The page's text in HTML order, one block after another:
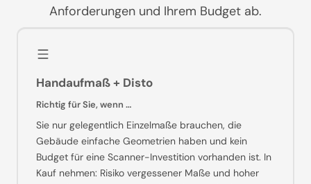
Anforderungen und Ihrem Budget ab.
Handaufmaß + Disto
Richtig für Sie, wenn …
Sie nur gelegentlich Einzelmaße brauchen, die
Gebäude einfache Geometrien haben und kein
Budget für eine Scanner-Investition vorhanden ist. In
Kauf nehmen: Risiko vergessener Maße und hoher